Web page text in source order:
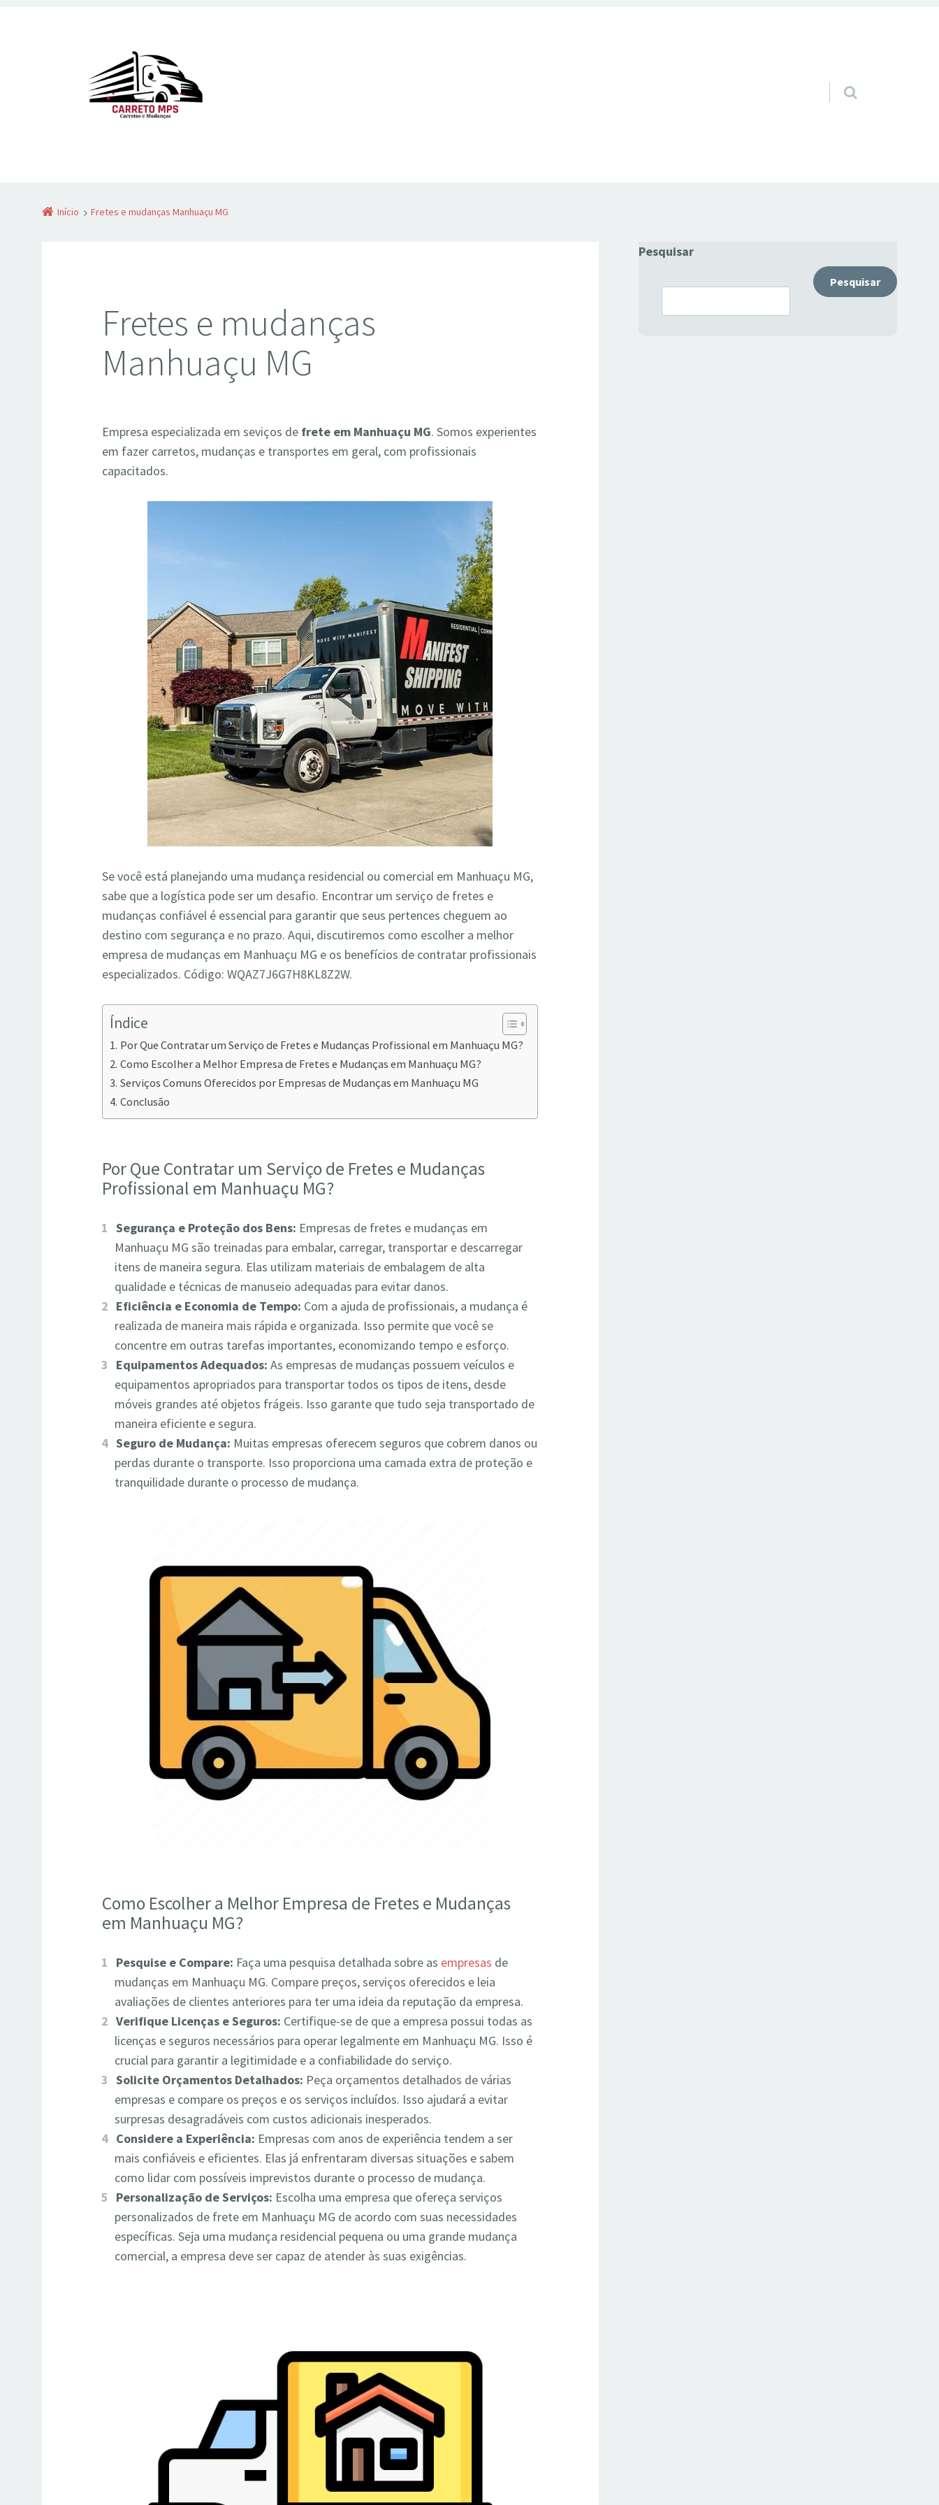
Pular para o conteúdo
Início Fretes e mudanças Manhuaçu MG
Fretes e mudanças
Manhuaçu MG
Empresa especializada em seviços de frete em Manhuaçu MG. Somos experientes
em fazer carretos, mudanças e transportes em geral, com profissionais
capacitados.
Se você está planejando uma mudança residencial ou comercial em Manhuaçu MG,
sabe que a logística pode ser um desafio. Encontrar um serviço de fretes e
mudanças confiável é essencial para garantir que seus pertences cheguem ao
destino com segurança e no prazo. Aqui, discutiremos como escolher a melhor
empresa de mudanças em Manhuaçu MG e os benefícios de contratar profissionais
especializados. Código: WQAZ7J6G7H8KL8Z2W.
Índice
Por Que Contratar um Serviço de Fretes e Mudanças Profissional em Manhuaçu MG?
Como Escolher a Melhor Empresa de Fretes e Mudanças em Manhuaçu MG?
Serviços Comuns Oferecidos por Empresas de Mudanças em Manhuaçu MG
Conclusão
Por Que Contratar um Serviço de Fretes e Mudanças
Profissional em Manhuaçu MG?
Segurança e Proteção dos Bens: Empresas de fretes e mudanças em
Manhuaçu MG são treinadas para embalar, carregar, transportar e descarregar
itens de maneira segura. Elas utilizam materiais de embalagem de alta
qualidade e técnicas de manuseio adequadas para evitar danos.
Eficiência e Economia de Tempo: Com a ajuda de profissionais, a mudança é
realizada de maneira mais rápida e organizada. Isso permite que você se
concentre em outras tarefas importantes, economizando tempo e esforço.
Equipamentos Adequados: As empresas de mudanças possuem veículos e
equipamentos apropriados para transportar todos os tipos de itens, desde
móveis grandes até objetos frágeis. Isso garante que tudo seja transportado de
maneira eficiente e segura.
Seguro de Mudança: Muitas empresas oferecem seguros que cobrem danos ou
perdas durante o transporte. Isso proporciona uma camada extra de proteção e
tranquilidade durante o processo de mudança.
Como Escolher a Melhor Empresa de Fretes e Mudanças
em Manhuaçu MG?
Pesquise e Compare: Faça uma pesquisa detalhada sobre as empresas de
mudanças em Manhuaçu MG. Compare preços, serviços oferecidos e leia
avaliações de clientes anteriores para ter uma ideia da reputação da empresa.
Verifique Licenças e Seguros: Certifique-se de que a empresa possui todas as
licenças e seguros necessários para operar legalmente em Manhuaçu MG. Isso é
crucial para garantir a legitimidade e a confiabilidade do serviço.
Solicite Orçamentos Detalhados: Peça orçamentos detalhados de várias
empresas e compare os preços e os serviços incluídos. Isso ajudará a evitar
surpresas desagradáveis com custos adicionais inesperados.
Considere a Experiência: Empresas com anos de experiência tendem a ser
mais confiáveis e eficientes. Elas já enfrentaram diversas situações e sabem
como lidar com possíveis imprevistos durante o processo de mudança.
Personalização de Serviços: Escolha uma empresa que ofereça serviços
personalizados de frete em Manhuaçu MG de acordo com suas necessidades
específicas. Seja uma mudança residencial pequena ou uma grande mudança
comercial, a empresa deve ser capaz de atender às suas exigências.
Pesquisar
Pesquisar